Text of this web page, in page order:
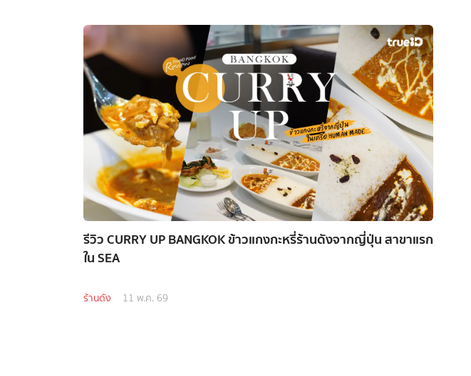
รีวิว CURRY UP BANGKOK ข้าวแกงกะหรี่ร้านดังจากญี่ปุ่น สาขาแรก
ใน SEA
ร้านดัง 11 พ.ค. 69